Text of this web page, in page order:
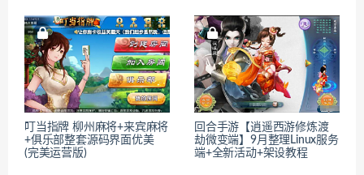
叮当指牌 柳州麻将+来宾麻将
+俱乐部整套源码界面优美
(完美运营版)
回合手游【逍遥西游修炼渡
劫微变端】9月整理Linux服务
端+全新活动+架设教程